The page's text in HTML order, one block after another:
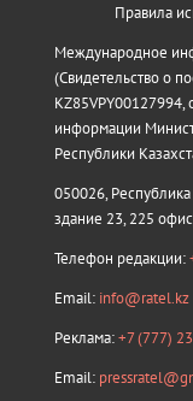
Правила
Международное
(Свидетельство о
KZ85VPY00127994,
информации
Республики
050026, Республика
здание 23, 225
Телефон редакции:
Email: info@ratel.kz
Реклама:+7 (777)
Email: